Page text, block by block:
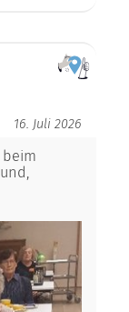
16. Juli 2026
beim